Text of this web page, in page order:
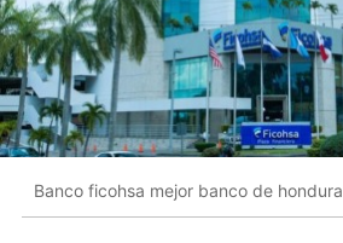
Banco ficohsa mejor banco de